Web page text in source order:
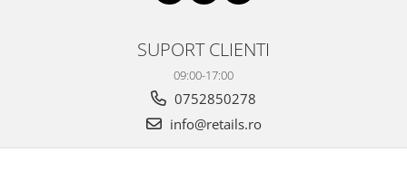
SUPORT CLIENTI
09:00-17:00
0752850278
info@retails.ro